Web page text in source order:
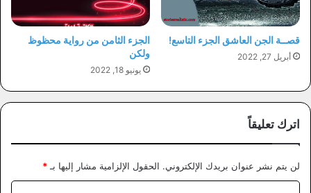
قصــة الجن العاشق الجزء التاسع!
أبريل 27, 2022
الجزء الثامن من رواية محظوظ
ولكن
يونيو 18, 2022
اترك تعليقاً
لن يتم نشر عنوان بريدك الإلكتروني. الحقول الإلزامية مشار إليها بـ*